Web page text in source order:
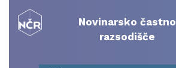
content
Novinarsko častno
razsodišče